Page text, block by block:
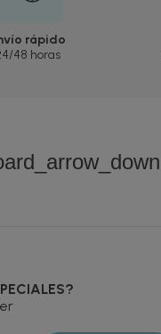
rápido
48 horas